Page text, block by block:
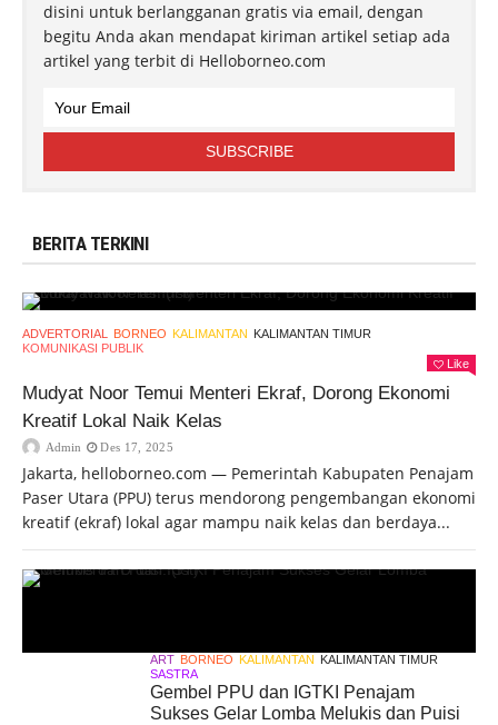
disini untuk berlangganan gratis via email, dengan
begitu Anda akan mendapat kiriman artikel setiap ada
artikel yang terbit di Helloborneo.com
BERITA TERKINI
ADVERTORIAL BORNEO KALIMANTAN KALIMANTAN TIMUR
KOMUNIKASI PUBLIK
Like
Mudyat Noor Temui Menteri Ekraf, Dorong Ekonomi
Kreatif Lokal Naik Kelas
Admin Des 17, 2025
Jakarta, helloborneo.com — Pemerintah Kabupaten Penajam
Paser Utara (PPU) terus mendorong pengembangan ekonomi
kreatif (ekraf) lokal agar mampu naik kelas dan berdaya...
ART BORNEO KALIMANTAN KALIMANTAN TIMUR
SASTRA
Gembel PPU dan IGTKI Penajam
Sukses Gelar Lomba Melukis dan Puisi